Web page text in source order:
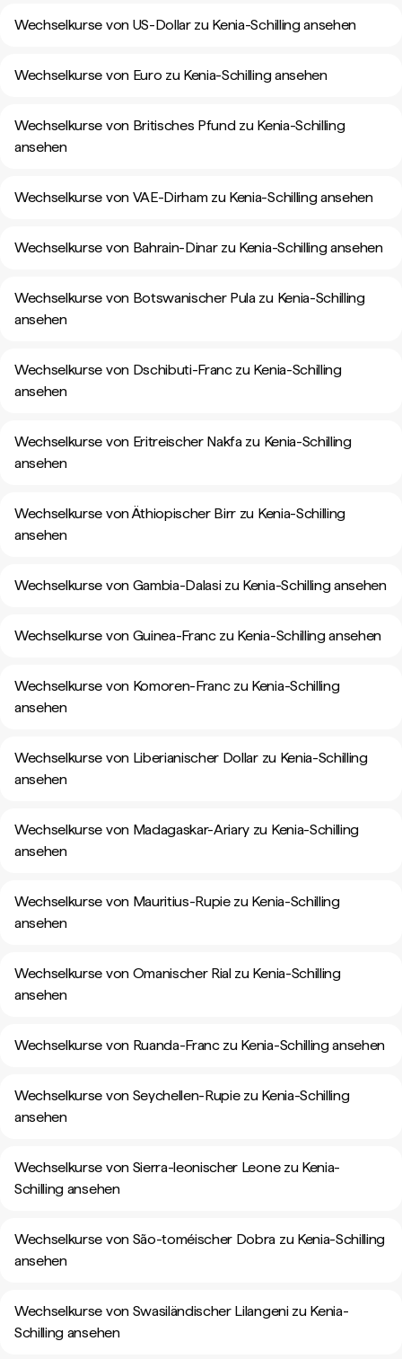
Wechselkurse von US-Dollar zu Kenia-Schilling ansehen
Wechselkurse von Euro zu Kenia-Schilling ansehen
Wechselkurse von Britisches Pfund zu Kenia-Schilling
ansehen
Wechselkurse von VAE-Dirham zu Kenia-Schilling ansehen
Wechselkurse von Bahrain-Dinar zu Kenia-Schilling ansehen
Wechselkurse von Botswanischer Pula zu Kenia-Schilling
ansehen
Wechselkurse von Dschibuti-Franc zu Kenia-Schilling
ansehen
Wechselkurse von Eritreischer Nakfa zu Kenia-Schilling
ansehen
Wechselkurse von Äthiopischer Birr zu Kenia-Schilling
ansehen
Wechselkurse von Gambia-Dalasi zu Kenia-Schilling ansehen
Wechselkurse von Guinea-Franc zu Kenia-Schilling ansehen
Wechselkurse von Komoren-Franc zu Kenia-Schilling
ansehen
Wechselkurse von Liberianischer Dollar zu Kenia-Schilling
ansehen
Wechselkurse von Madagaskar-Ariary zu Kenia-Schilling
ansehen
Wechselkurse von Mauritius-Rupie zu Kenia-Schilling
ansehen
Wechselkurse von Omanischer Rial zu Kenia-Schilling
ansehen
Wechselkurse von Ruanda-Franc zu Kenia-Schilling ansehen
Wechselkurse von Seychellen-Rupie zu Kenia-Schilling
ansehen
Wechselkurse von Sierra-leonischer Leone zu Kenia-
Schilling ansehen
Wechselkurse von São-toméischer Dobra zu Kenia-Schilling
ansehen
Wechselkurse von Swasiländischer Lilangeni zu Kenia-
Schilling ansehen